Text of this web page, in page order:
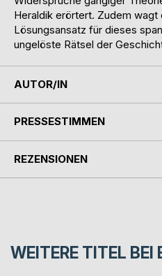
Heraldik erörtert. Zudem wagt
Lösungsansatz für dieses
ungelöste Rätsel der
AUTOR/IN
PRESSESTIMMEN
REZENSIONEN
WEITERE TITEL BEI